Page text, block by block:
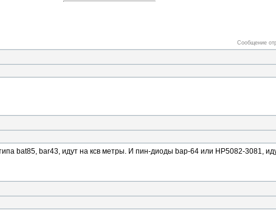
Сообщение
bat85, bar43, идут на ксв метры. И пин-диоды bap-64 или HP5082-3081,